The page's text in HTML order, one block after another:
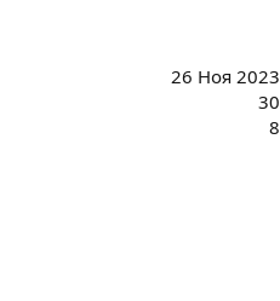
26 Ноя 2023
30
8